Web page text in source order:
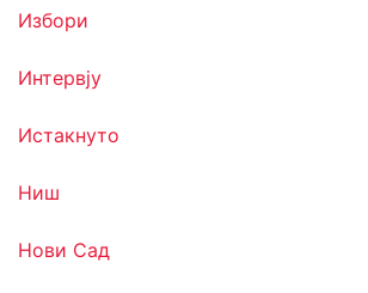
Избори
Интервју
Истакнуто
Ниш
Нови Сад